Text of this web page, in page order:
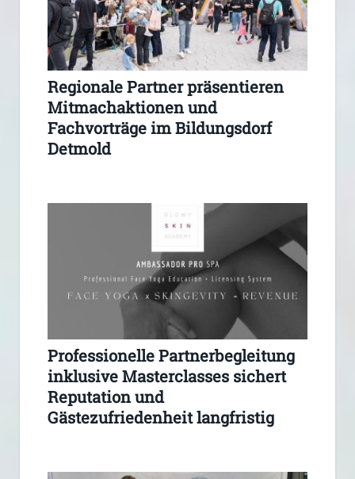
Regionale Partner präsentieren
Mitmachaktionen und
Fachvorträge im Bildungsdorf
Detmold
Professionelle Partnerbegleitung
inklusive Masterclasses sichert
Reputation und
Gästezufriedenheit langfristig